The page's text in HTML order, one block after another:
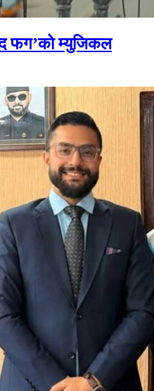
फग’को म्युजिकल